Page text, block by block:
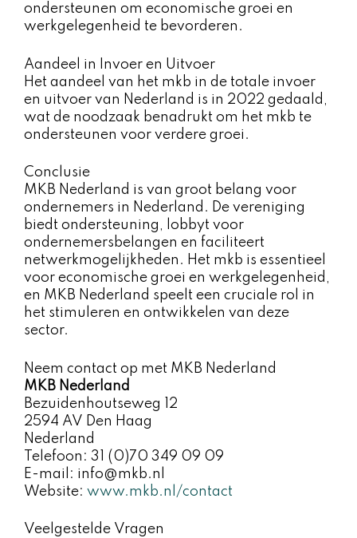
ondersteunen om economische groei en
werkgelegenheid te bevorderen.
Aandeel in Invoer en Uitvoer
Het aandeel van het mkb in de totale invoer
en uitvoer van Nederland is in 2022 gedaald,
wat de noodzaak benadrukt om het mkb te
ondersteunen voor verdere groei.
Conclusie
MKB Nederland is van groot belang voor
ondernemers in Nederland. De vereniging
biedt ondersteuning, lobbyt voor
ondernemersbelangen en faciliteert
netwerkmogelijkheden. Het mkb is essentieel
voor economische groei en werkgelegenheid,
en MKB Nederland speelt een cruciale rol in
het stimuleren en ontwikkelen van deze
sector.
Neem contact op met MKB Nederland
MKB Nederland
Bezuidenhoutseweg 12
2594 AV Den Haag
Nederland
Telefoon: 31 (0)70 349 09 09
E-mail: info@mkb.nl
Website: www.mkb.nl/contact
Veelgestelde Vragen